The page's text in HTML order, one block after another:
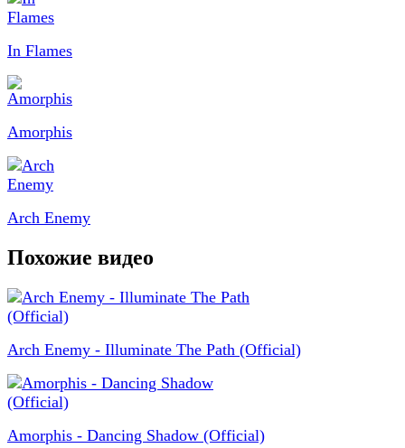
In Flames
Amorphis
Arch Enemy
Похожие видео
Arch Enemy - Illuminate The Path (Official)
Amorphis - Dancing Shadow (Official)